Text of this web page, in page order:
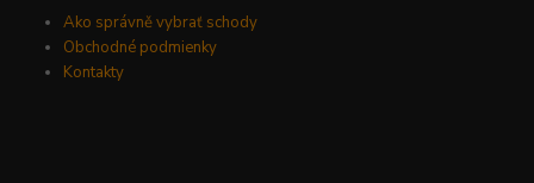
Ako správně vybrať schody
Obchodné podmienky
Kontakty